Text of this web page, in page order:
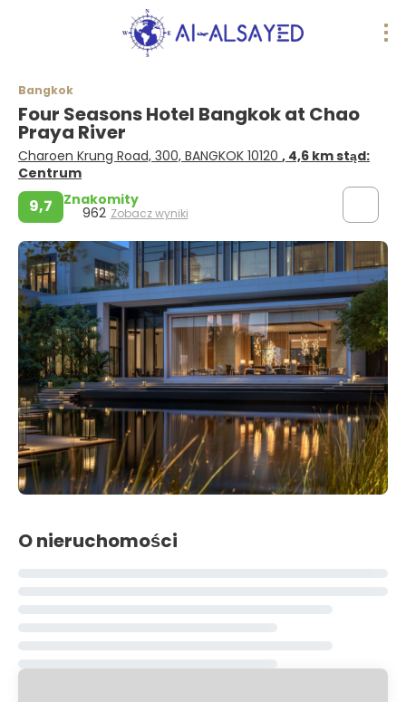
Bangkok
Four Seasons Hotel Bangkok at Chao
Praya River
Charoen Krung Road, 300, BANGKOK 10120 , 4,6 km stąd:
Centrum
9,7 Znakomity
962 Zobacz wyniki
O nieruchomości